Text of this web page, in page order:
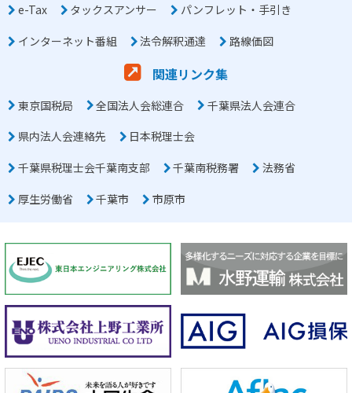
e-Tax タックスアンサー
パンフレット・手引き
インターネット番組
法令解釈通達 路線価図
関連リンク集
東京国税局 全国法人会総連合
千葉県法人会連合
県内法人会連絡先
日本税理士会
千葉県税理士会千葉南支部
千葉南税務署
法務省
厚生労働省
千葉市 市原市